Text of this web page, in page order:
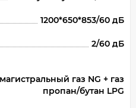
1200*650*853/60 дБ
2/60 дБ
магистральный газ NG + газ
пропан/бутан LPG